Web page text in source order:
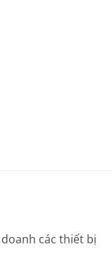
các thiết bị